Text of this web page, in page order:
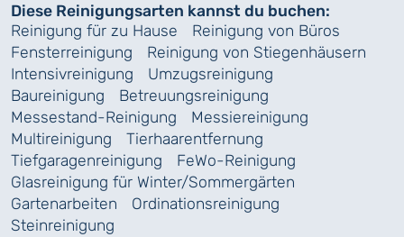
Diese Reinigungsarten kannst du buchen:
Reinigung für zu Hause
Reinigung von Büros
Fensterreinigung
Reinigung von Stiegenhäusern
Intensivreinigung
Umzugsreinigung
Baureinigung
Betreuungsreinigung
Messestand-Reinigung
Messiereinigung
Multireinigung
Tierhaarentfernung
Tiefgaragenreinigung
FeWo-Reinigung
Glasreinigung für Winter/Sommergärten
Gartenarbeiten
Ordinationsreinigung
Steinreinigung